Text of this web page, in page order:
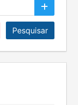
Pesquisar